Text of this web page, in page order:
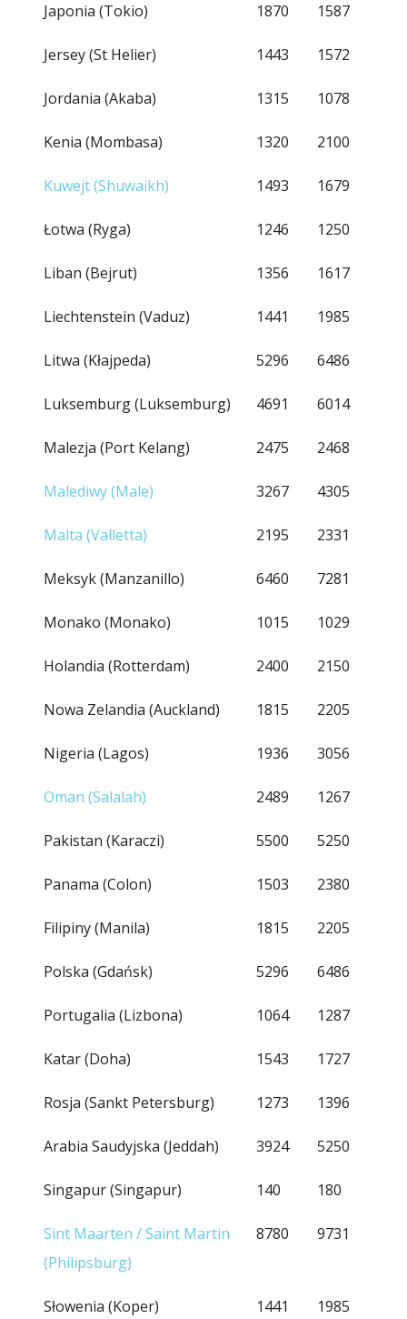
Japonia (Tokio) 1870 1587
Jersey (St Helier) 1443 1572
Jordania (Akaba) 1315 1078
Kenia (Mombasa) 1320 2100
Kuwejt (Shuwaikh) 1493 1679
Łotwa (Ryga) 1246 1250
Liban (Bejrut) 1356 1617
Liechtenstein (Vaduz) 1441 1985
Litwa (Kłajpeda) 5296 6486
Luksemburg (Luksemburg) 4691 6014
Malezja (Port Kelang) 2475 2468
Malediwy (Male) 3267 4305
Malta (Valletta) 2195 2331
Meksyk (Manzanillo) 6460 7281
Monako (Monako) 1015 1029
Holandia (Rotterdam) 2400 2150
Nowa Zelandia (Auckland) 1815 2205
Nigeria (Lagos) 1936 3056
Oman (Salalah) 2489 1267
Pakistan (Karaczi) 5500 5250
Panama (Colon) 1503 2380
Filipiny (Manila) 1815 2205
Polska (Gdańsk) 5296 6486
Portugalia (Lizbona) 1064 1287
Katar (Doha) 1543 1727
Rosja (Sankt Petersburg) 1273 1396
Arabia Saudyjska (Jeddah) 3924 5250
Singapur (Singapur) 140 180
Sint Maarten / Saint Martin
(Philipsburg)
8780 9731
Słowenia (Koper) 1441 1985